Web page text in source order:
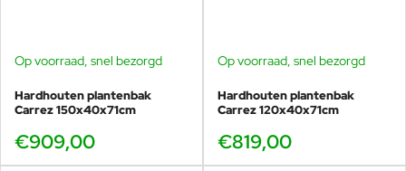
Op voorraad, snel bezorgd
Hardhouten plantenbak
Carrez 150x40x71cm
€909,00
Op voorraad, snel bezorgd
Hardhouten plantenbak
Carrez 120x40x71cm
€819,00